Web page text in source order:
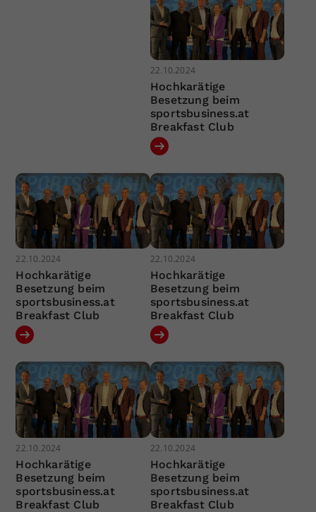
22.10.2024
Hochkarätige
Besetzung beim
sportsbusiness.at
Breakfast Club
22.10.2024
Hochkarätige
Besetzung beim
sportsbusiness.at
Breakfast Club
22.10.2024
Hochkarätige
Besetzung beim
sportsbusiness.at
Breakfast Club
22.10.2024
Hochkarätige
Besetzung beim
sportsbusiness.at
Breakfast Club
22.10.2024
Hochkarätige
Besetzung beim
sportsbusiness.at
Breakfast Club